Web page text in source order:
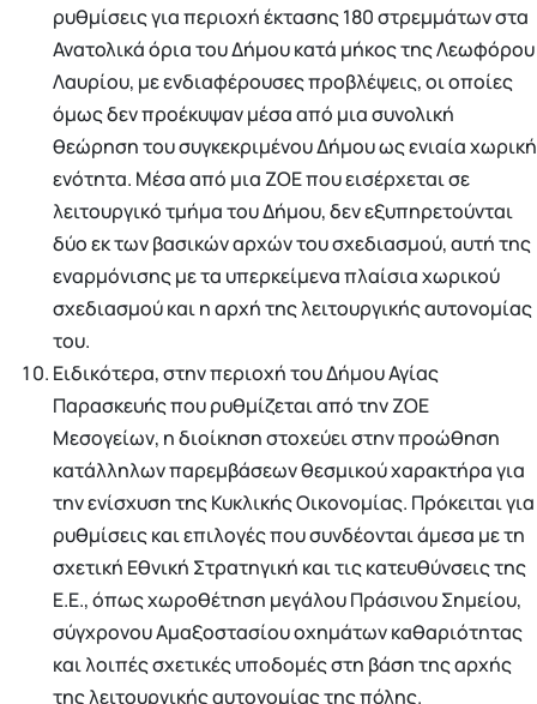
ρυθμίσεις για περιοχή έκτασης 180 στρεμμάτων στα
Ανατολικά όρια του Δήμου κατά μήκος της Λεωφόρου
Λαυρίου, με ενδιαφέρουσες προβλέψεις, οι οποίες
όμως δεν προέκυψαν μέσα από μια συνολική
θεώρηση του συγκεκριμένου Δήμου ως ενιαία χωρική
ενότητα. Μέσα από μια ΖΟΕ που εισέρχεται σε
λειτουργικό τμήμα του Δήμου, δεν εξυπηρετούνται
δύο εκ των βασικών αρχών του σχεδιασμού, αυτή της
εναρμόνισης με τα υπερκείμενα πλαίσια χωρικού
σχεδιασμού και η αρχή της λειτουργικής αυτονομίας
του.
Ειδικότερα, στην περιοχή του Δήμου Αγίας
Παρασκευής που ρυθμίζεται από την ΖΟΕ
Μεσογείων, η διοίκηση στοχεύει στην προώθηση
κατάλληλων παρεμβάσεων θεσμικού χαρακτήρα για
την ενίσχυση της Κυκλικής Οικονομίας. Πρόκειται για
ρυθμίσεις και επιλογές που συνδέονται άμεσα με τη
σχετική Εθνική Στρατηγική και τις κατευθύνσεις της
Ε.Ε., όπως χωροθέτηση μεγάλου Πράσινου Σημείου,
σύγχρονου Αμαξοστασίου οχημάτων καθαριότητας
και λοιπές σχετικές υποδομές στη βάση της αρχής
της λειτουργικής αυτονομίας της πόλης.